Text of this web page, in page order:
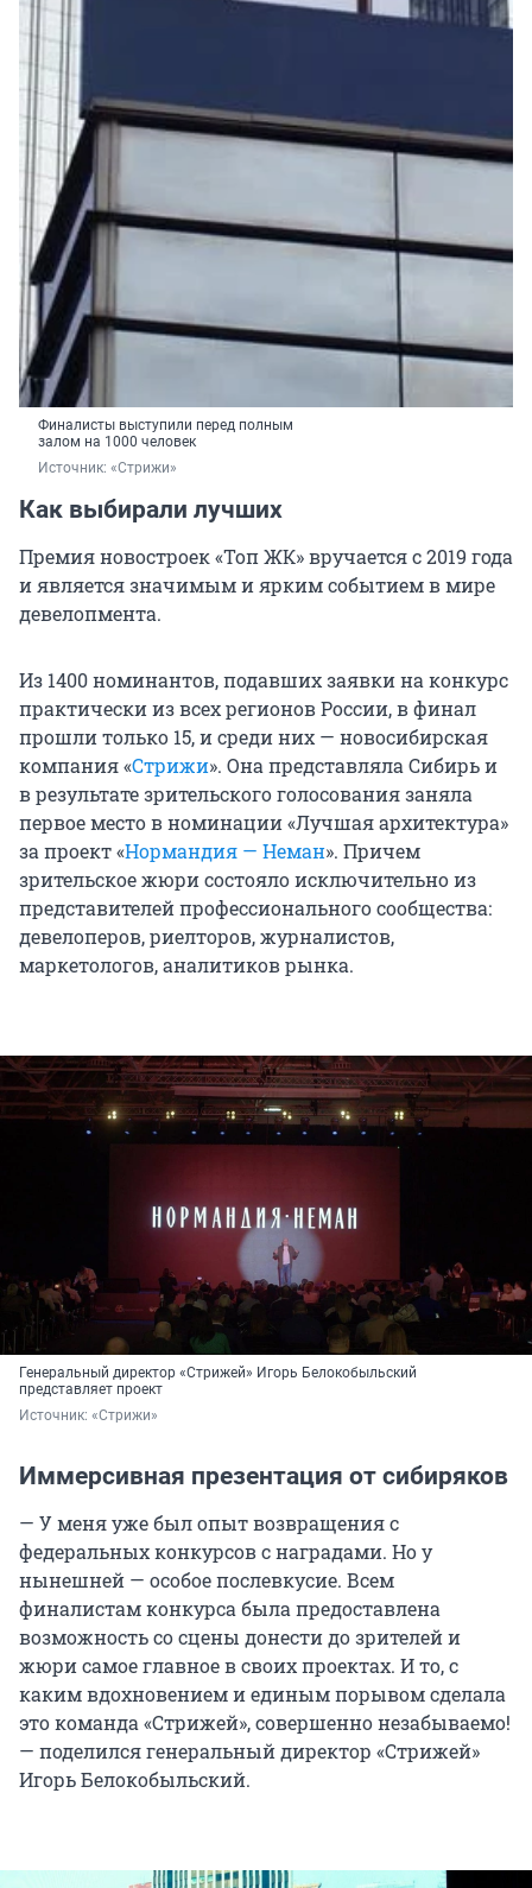
Финалисты выступили перед полным
залом на 1000 человек
Источник: «Стрижи»
Как выбирали лучших
Премия новостроек «Топ ЖК» вручается с 2019 года
и является значимым и ярким событием в мире
девелопмента.
Из 1400 номинантов, подавших заявки на конкурс
практически из всех регионов России, в финал
прошли только 15, и среди них — новосибирская
компания «Стрижи». Она представляла Сибирь и
в результате зрительского голосования заняла
первое место в номинации «Лучшая архитектура»
за проект «Нормандия — Неман». Причем
зрительское жюри состояло исключительно из
представителей профессионального сообщества:
девелоперов, риелторов, журналистов,
маркетологов, аналитиков рынка.
Генеральный директор «Стрижей» Игорь Белокобыльский
представляет проект
Источник: «Стрижи»
Иммерсивная презентация от сибиряков
— У меня уже был опыт возвращения с
федеральных конкурсов с наградами. Но у
нынешней — особое послевкусие. Всем
финалистам конкурса была предоставлена
возможность со сцены донести до зрителей и
жюри самое главное в своих проектах. И то, с
каким вдохновением и единым порывом сделала
это команда «Стрижей», совершенно незабываемо!
— поделился генеральный директор «Стрижей»
Игорь Белокобыльский.